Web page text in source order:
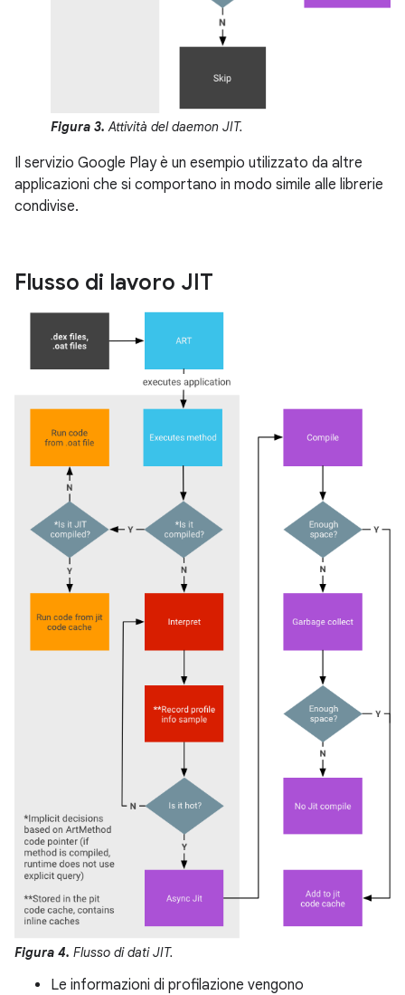
Figura 3. Attività del daemon JIT.
Il servizio Google Play è un esempio utilizzato da altre
applicazioni che si comportano in modo simile alle librerie
condivise.
Flusso di lavoro JIT
Figura 4. Flusso di dati JIT.
Le informazioni di profilazione vengono